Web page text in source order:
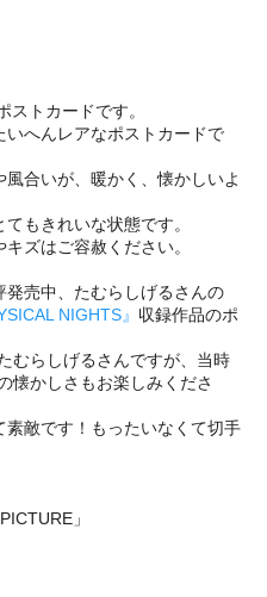
トカードです。
へんレアなポストカードで
合いが、暖かく、懐かしいよ
もきれいな状態です。
ズはご容赦ください。
発売中、たむらしげるさんの
NIGHTS』 収録作品のポ
むらしげるさんですが、当時
懐かしさもお楽しみくださ
敵です！もったいなくて切手
」